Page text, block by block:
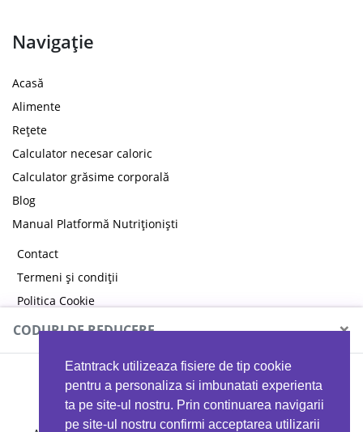
Eatntrack utilizeaza fisiere de tip cookie
pentru a personaliza si imbunatati experienta
ta pe site-ul nostru. Prin continuarea navigarii
pe site-ul nostru confirmi acceptarea utilizarii
Navigație
Acasă
Alimente
Rețete
Calculator necesar caloric
Calculator grăsime corporală
Blog
Manual Platformă Nutriționiști
Contact
Termeni și condiții
Politica Cookie
Politica de confidențialitate
CODURI DE REDUCERE ×
MYPROTEIN